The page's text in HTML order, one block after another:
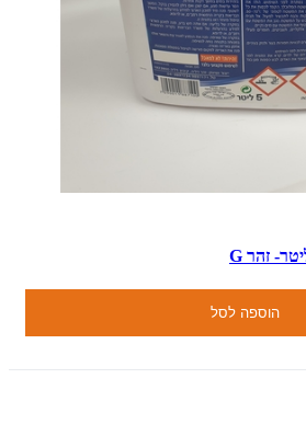
הוספה לסל